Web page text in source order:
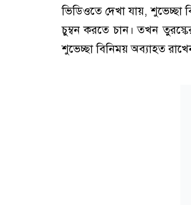
ভিডিওতে দেখা যায়, শুভেচ্ছা
চুম্বন করতে চান। তখন
শুভেচ্ছা বিনিময় অব্যাহত